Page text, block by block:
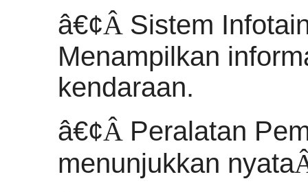
â€¢Â Sistem
Menampilkan
kendaraan.
â€¢Â Peralatan
menunjukkan nyata